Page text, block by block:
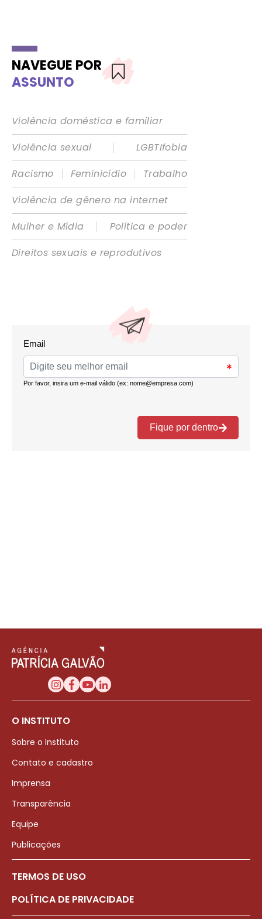
NAVEGUE POR
ASSUNTO
Violência doméstica e familiar
Violência sexual
|
LGBTIfobia
Racismo
| Feminicídio |
Trabalho
Violência de gênero na internet
Mulher e Mídia
|
Política e poder
Direitos sexuais e reprodutivos
O INSTITUTO
Sobre o Instituto
Contato e cadastro
Imprensa
Transparência
Equipe
Publicações
TERMOS DE USO
POLÍTICA DE PRIVACIDADE